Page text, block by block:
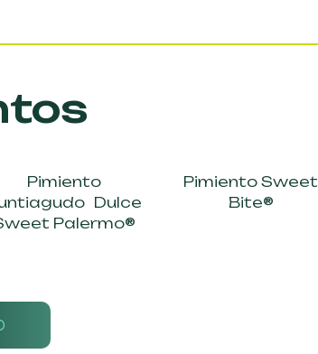
Pimiento
Dulce
Palermo®
Pimiento Sweet
Bite®